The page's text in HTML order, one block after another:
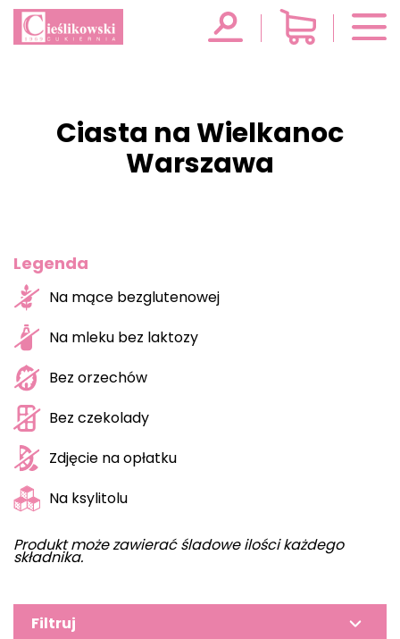
Ciasta na Wielkanoc
Warszawa
Legenda
Na mące bezglutenowej
Na mleku bez laktozy
Bez orzechów
Bez czekolady
Zdjęcie na opłatku
Na ksylitolu
Produkt może zawierać śladowe ilości każdego
składnika.
Filtruj